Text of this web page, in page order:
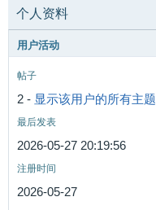
个人资料
用户活动
帖子
2 - 显示该用户的所有主题
最后发表
2026-05-27 20:19:56
注册时间
2026-05-27